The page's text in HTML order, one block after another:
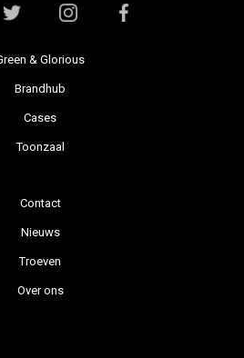
& Glorious
Brandhub
Cases
Toonzaal
Contact
Nieuws
Troeven
Over ons